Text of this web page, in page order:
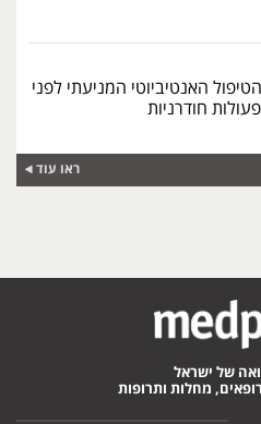
האנטיביוטי המניעתי לפני
חודרניות
ראו עוד
של ישראל
מחלות ותרופות